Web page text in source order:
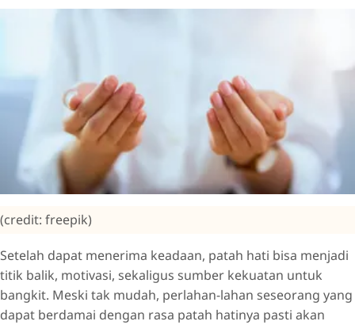
(credit: freepik)
Setelah dapat menerima keadaan, patah hati bisa menjadi
titik balik, motivasi, sekaligus sumber kekuatan untuk
bangkit. Meski tak mudah, perlahan-lahan seseorang yang
dapat berdamai dengan rasa patah hatinya pasti akan